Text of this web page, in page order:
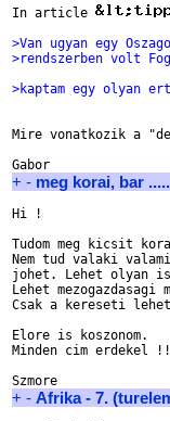
In article
>Van ugyan egy
>rendszerben volt
>kaptam egy olyan
Mire vonatkozik a
+ - meg korai, bar .....
Hi !
Tudom meg kicsit
Nem tud valaki
johet. Lehet olyan
Lehet mezogazdasagi
Csak a kereseti
Elore is koszonom.
Minden cim erdekel
+ - Afrika - 7.